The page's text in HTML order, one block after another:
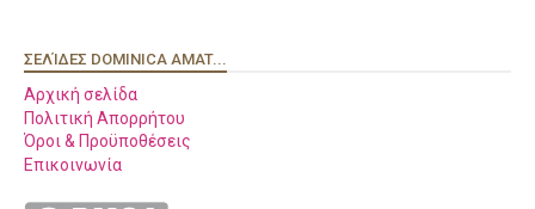
ΣΕΛΊΔΕΣ DOMINICA AMAT...
Αρχική σελίδα
Πολιτική Απορρήτου
Όροι & Προϋποθέσεις
Επικοινωνία